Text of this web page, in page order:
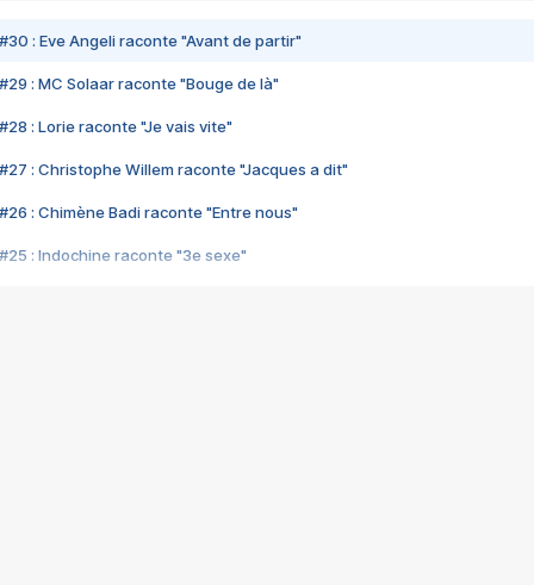
#30 : Eve Angeli raconte "Avant de partir"
#29 : MC Solaar raconte "Bouge de là"
#28 : Lorie raconte "Je vais vite"
#27 : Christophe Willem raconte "Jacques a dit"
#26 : Chimène Badi raconte "Entre nous"
#25 : Indochine raconte "3e sexe"